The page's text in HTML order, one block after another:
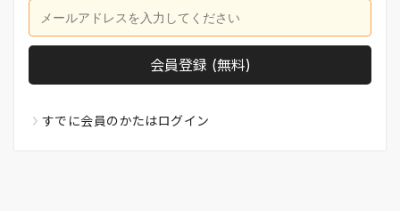
会員登録 (無料)
すでに会員のかたはログイン